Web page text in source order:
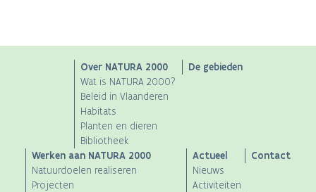
navigation
Over NATURA 2000
Wat is NATURA 2000?
Beleid in Vlaanderen
Habitats
Planten en dieren
Bibliotheek
De gebieden
Werken aan NATURA 2000
Natuurdoelen realiseren
Projecten
Actueel
Nieuws
Activiteiten
Contact